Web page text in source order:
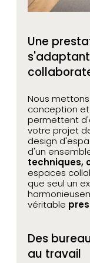
Une
Nous
conception
permettent
votre projet
design
d'un
techniques,
espaces
que seul un
véritable
Des
au travail